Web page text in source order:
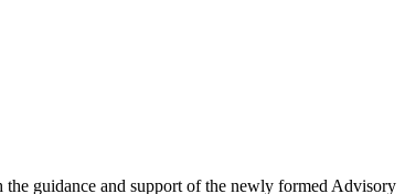
guidance and support of the newly formed Advisory